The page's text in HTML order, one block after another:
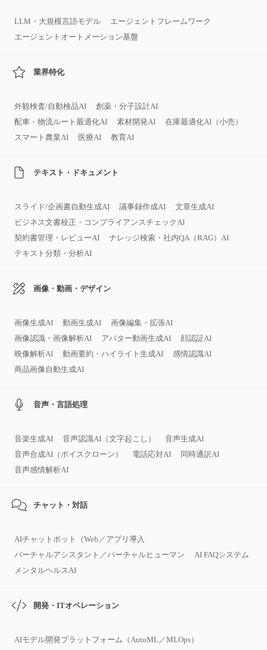
LLM・大規模言語モデル
エージェントフレームワーク
エージェントオートメーション基盤
業界特化
外観検査/自動検品AI
創薬・分子設計AI
配車・物流ルート最適化AI
素材開発AI
在庫最適化AI（小売）
スマート農業AI
医療AI 教育AI
テキスト・ドキュメント
スライド/企画書自動生成AI 議事録作成AI
文章生成AI
ビジネス文書校正・コンプライアンスチェックAI
契約書管理・レビューAI
ナレッジ検索・社内QA（RAG）AI
テキスト分類・分析AI
画像・動画・デザイン
画像生成AI 動画生成AI
画像編集・拡張AI
画像認識・画像解析AI
アバター動画生成AI
顔認証AI
映像解析AI
動画要約・ハイライト生成AI
感情認識AI
商品画像自動生成AI
音声・言語処理
音楽生成AI 音声認識AI（文字起こし）
音声生成AI
音声合成AI（ボイスクローン）
電話応対AI
同時通訳AI
音声感情解析AI
チャット・対話
AIチャットボット（Web／アプリ導入
バーチャルアシスタント／バーチャルヒューマン
AI FAQシステム
メンタルヘルスAI
開発・ITオペレーション
AIモデル開発プラットフォーム（AutoML／MLOps）